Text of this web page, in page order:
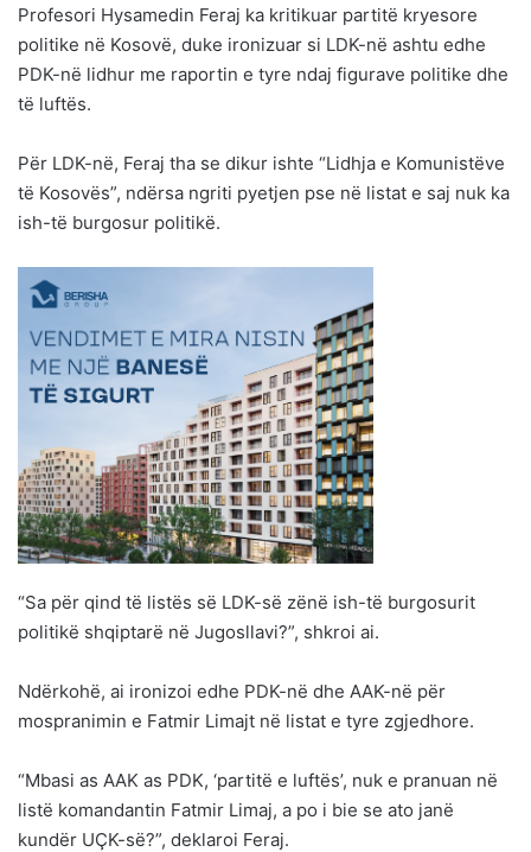
Profesori Hysamedin Feraj ka kritikuar partitë kryesore
politike në Kosovë, duke ironizuar si LDK-në ashtu edhe
PDK-në lidhur me raportin e tyre ndaj figurave politike dhe
të luftës.
Për LDK-në, Feraj tha se dikur ishte “Lidhja e Komunistëve
të Kosovës”, ndërsa ngriti pyetjen pse në listat e saj nuk ka
ish-të burgosur politikë.
“Sa për qind të listës së LDK-së zënë ish-të burgosurit
politikë shqiptarë në Jugosllavi?”, shkroi ai.
Ndërkohë, ai ironizoi edhe PDK-në dhe AAK-në për
mospranimin e Fatmir Limajt në listat e tyre zgjedhore.
“Mbasi as AAK as PDK, ‘partitë e luftës’, nuk e pranuan në
listë komandantin Fatmir Limaj, a po i bie se ato janë
kundër UÇK-së?”, deklaroi Feraj.